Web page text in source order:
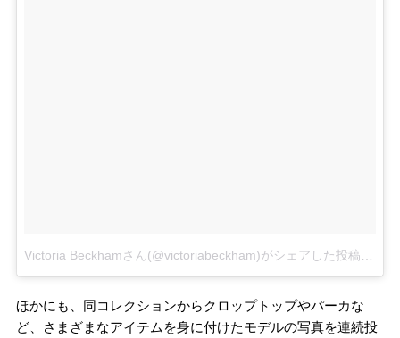
ほかにも、同コレクションからクロップトップやパーカな
ど、さまざまなアイテムを身に付けたモデルの写真を連続投